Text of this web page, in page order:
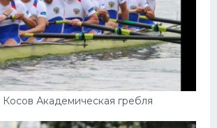
Академическая гребля